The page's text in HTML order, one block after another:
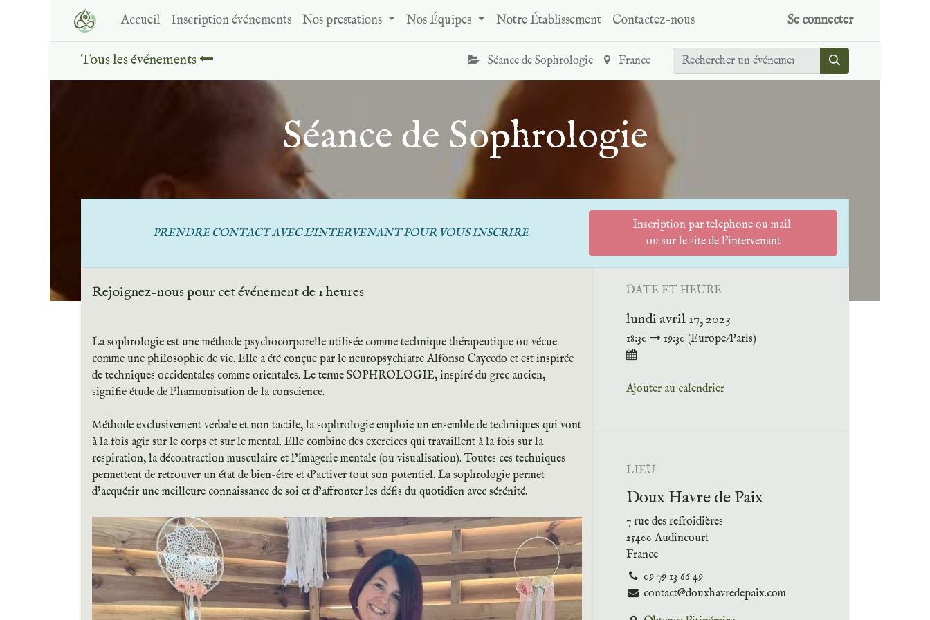
Accueil Inscription événements Nos prestations Nos Équipes Notre Établissement Contactez-nous Se connecter
Tous les événements Séance de Sophrologie France
Séance de Sophrologie
PRENDRE CONTACT AVEC L'INTERVENANT POUR VOUS INSCRIRE
Inscription par telephone ou mail
ou sur le site de l'intervenant
Rejoignez-nous pour cet événement de 1 heures
La sophrologie est une méthode psychocorporelle utilisée comme technique thérapeutique ou vécue
comme une philosophie de vie. Elle a été conçue par le neuropsychiatre Alfonso Caycedo et est inspirée
de techniques occidentales comme orientales. Le terme SOPHROLOGIE, inspiré du grec ancien,
signifie étude de l’harmonisation de la conscience.
Méthode exclusivement verbale et non tactile, la sophrologie emploie un ensemble de techniques qui vont
à la fois agir sur le corps et sur le mental. Elle combine des exercices qui travaillent à la fois sur la
respiration, la décontraction musculaire et l’imagerie mentale (ou visualisation). Toutes ces techniques
permettent de retrouver un état de bien-être et d’activer tout son potentiel. La sophrologie permet
d’acquérir une meilleure connaissance de soi et d’affronter les défis du quotidien avec sérénité.
DATE ET HEURE
lundi avril 17, 2023
18:30 19:30 (Europe/Paris)
Ajouter au calendrier
LIEU
Doux Havre de Paix
7 rue des refroidières
25400 Audincourt
France
09 79 13 66 49
contact@douxhavredepaix.com